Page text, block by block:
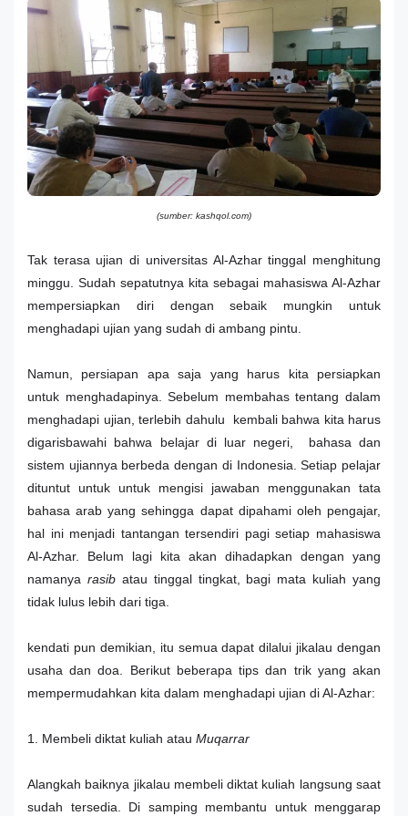
(sumber: kashqol.com)
Tak terasa ujian di universitas Al-Azhar tinggal menghitung
minggu. Sudah sepatutnya kita sebagai mahasiswa Al-Azhar
mempersiapkan diri dengan sebaik mungkin untuk
menghadapi ujian yang sudah di ambang pintu.
Namun, persiapan apa saja yang harus kita persiapkan
untuk menghadapinya. Sebelum membahas tentang dalam
menghadapi ujian, terlebih dahulu kembali bahwa kita harus
digarisbawahi bahwa belajar di luar negeri, bahasa dan
sistem ujiannya berbeda dengan di Indonesia. Setiap pelajar
dituntut untuk untuk mengisi jawaban menggunakan tata
bahasa arab yang sehingga dapat dipahami oleh pengajar,
hal ini menjadi tantangan tersendiri pagi setiap mahasiswa
Al-Azhar. Belum lagi kita akan dihadapkan dengan yang
namanya rasib atau tinggal tingkat, bagi mata kuliah yang
tidak lulus lebih dari tiga.
kendati pun demikian, itu semua dapat dilalui jikalau dengan
usaha dan doa. Berikut beberapa tips dan trik yang akan
mempermudahkan kita dalam menghadapi ujian di Al-Azhar:
1. Membeli diktat kuliah atau Muqarrar
Alangkah baiknya jikalau membeli diktat kuliah langsung saat
sudah tersedia. Di samping membantu untuk menggarap